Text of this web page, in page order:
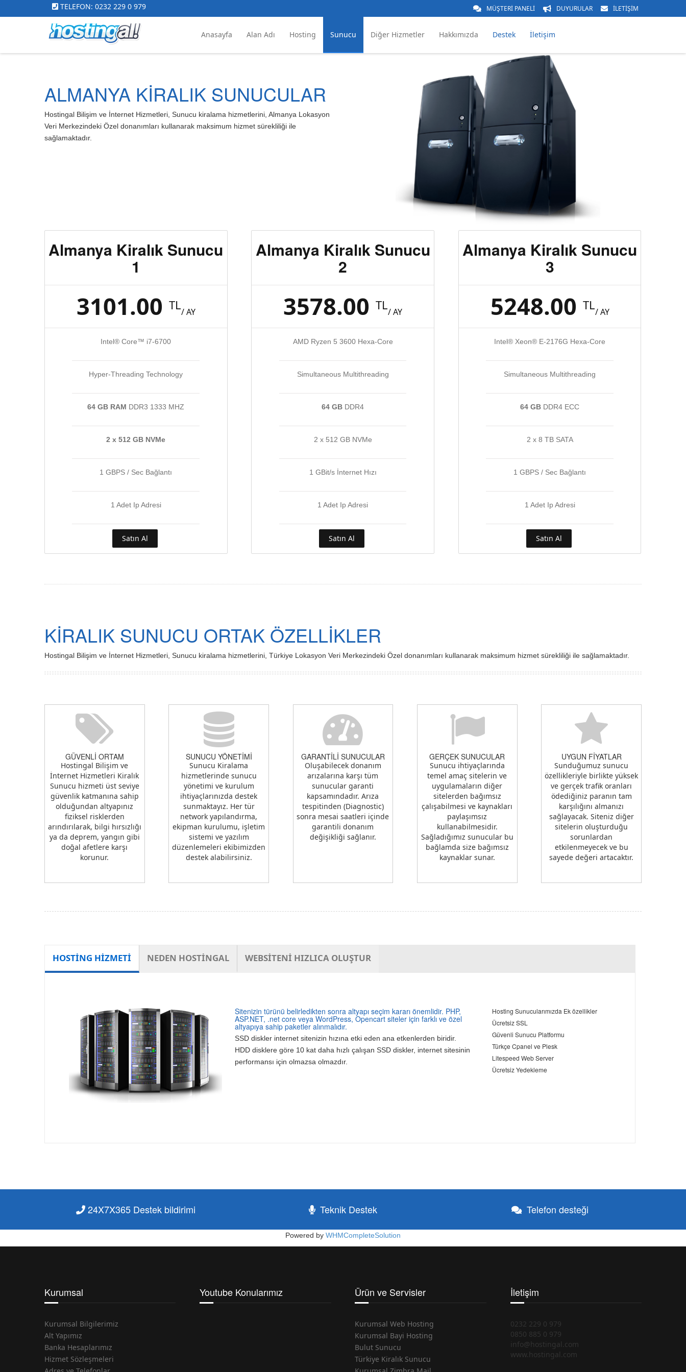
TELEFON: 0232 229 0 979 MÜŞTERİ PANELİ DUYURULAR İLETİŞİM
Anasayfa Alan Adı Hosting Sunucu Diğer Hizmetler Hakkımızda Destek İletişim
ALMANYA KİRALIK SUNUCULAR
Hostingal Bilişim ve İnternet Hizmetleri, Sunucu kiralama hizmetlerini, Almanya Lokasyon
Veri Merkezindeki Özel donanımları kullanarak maksimum hizmet sürekliliği ile
sağlamaktadır.
Almanya Kiralık Sunucu
1
3101.00 TL/ AY
Intel® Core™ i7-6700
Hyper-Threading Technology
64 GB RAM DDR3 1333 MHZ
2 x 512 GB NVMe
1 GBPS / Sec Bağlantı
1 Adet Ip Adresi
Satın Al
Almanya Kiralık Sunucu
2
3578.00TL/ AY
AMD Ryzen 5 3600 Hexa-Core
Simultaneous Multithreading
64 GB DDR4
2 x 512 GB NVMe
1 GBit/s İnternet Hızı
1 Adet Ip Adresi
Satın Al
Almanya Kiralık Sunucu
3
5248.00 TL/ AY
Intel® Xeon® E-2176G Hexa-Core
Simultaneous Multithreading
64 GB DDR4 ECC
2 x 8 TB SATA
1 GBPS / Sec Bağlantı
1 Adet Ip Adresi
Satın Al
KİRALIK SUNUCU ORTAK ÖZELLİKLER
Hostingal Bilişim ve İnternet Hizmetleri, Sunucu kiralama hizmetlerini, Türkiye Lokasyon Veri Merkezindeki Özel donanımları kullanarak maksimum hizmet sürekliliği ile sağlamaktadır.
GÜVENLİ ORTAM
Hostingal Bilişim ve
İnternet Hizmetleri Kiralık
Sunucu hizmeti üst seviye
güvenlik katmanına sahip
olduğundan altyapınız
fiziksel risklerden
arındırılarak, bilgi hırsızlığı
ya da deprem, yangın gibi
doğal afetlere karşı
korunur.
SUNUCU YÖNETİMİ
Sunucu Kiralama
hizmetlerinde sunucu
yönetimi ve kurulum
ihtiyaçlarınızda destek
sunmaktayız. Her tür
network yapılandırma,
ekipman kurulumu, işletim
sistemi ve yazılım
düzenlemeleri ekibimizden
destek alabilirsiniz.
GARANTİLİ SUNUCULAR
Oluşabilecek donanım
arızalarına karşı tüm
sunucular garanti
kapsamındadır. Arıza
tespitinden (Diagnostic)
sonra mesai saatleri içinde
garantili donanım
değişikliği sağlanır.
GERÇEK SUNUCULAR
Sunucu ihtiyaçlarında
temel amaç sitelerin ve
uygulamaların diğer
sitelerden bağımsız
çalışabilmesi ve kaynakları
paylaşımsız
kullanabilmesidir.
Sağladığımız sunucular bu
bağlamda size bağımsız
kaynaklar sunar.
UYGUN FİYATLAR
Sunduğumuz sunucu
özellikleriyle birlikte yüksek
ve gerçek trafik oranları
ödediğiniz paranın tam
karşılığını almanızı
sağlayacak. Siteniz diğer
sitelerin oluşturduğu
sorunlardan
etkilenmeyecek ve bu
sayede değeri artacaktır.
HOSTİNG HİZMETİ NEDEN HOSTİNGAL WEBSİTENİ HIZLICA OLUŞTUR
Sitenizin türünü belirledikten sonra altyapı seçim kararı önemlidir. PHP,
ASP.NET, .net core veya WordPress, Opencart siteler için farklı ve özel
altyapıya sahip paketler alınmalıdır.
SSD diskler internet sitenizin hızına etki eden ana etkenlerden biridir.
HDD disklere göre 10 kat daha hızlı çalışan SSD diskler, internet sitesinin
performansı için olmazsa olmazdır.
Hosting Sunucularımızda Ek özellikler
Ücretsiz SSL
Güvenli Sunucu Platformu
Türkçe Cpanel ve Plesk
Litespeed Web Server
Ücretsiz Yedekleme
24X7X365 Destek bildirimi Teknik Destek Telefon desteği
Powered by WHMCompleteSolution
Kurumsal
Kurumsal Bilgilerimiz
Alt Yapımız
Banka Hesaplarımız
Hizmet Sözleşmeleri
Youtube Konularımız Ürün ve Servisler
Kurumsal Web Hosting
Kurumsal Bayi Hosting
Bulut Sunucu
Türkiye Kiralık Sunucu
İletişim
0232 229 0 979
0850 885 0 979
info@hostingal.com
www.hostingal.com